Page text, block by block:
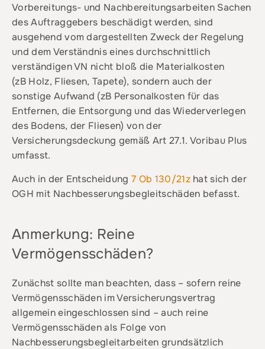
Vorbereitungs- und Nachbereitungsarbeiten Sachen
des Auftraggebers beschädigt werden, sind
ausgehend vom dargestellten Zweck der Regelung
und dem Verständnis eines durchschnittlich
verständigen VN nicht bloß die Materialkosten
(zB Holz, Fliesen, Tapete), sondern auch der
sonstige Aufwand (zB Personalkosten für das
Entfernen, die Entsorgung und das Wiederverlegen
des Bodens, der Fliesen) von der
Versicherungsdeckung gemäß Art 27.1. Voribau Plus
umfasst.
Auch in der Entscheidung7 Ob 130/21zhat sich der
OGH mit Nachbesserungsbegleitschäden befasst.
Anmerkung: Reine
Vermögensschäden?
Zunächst sollte man beachten, dass – sofern reine
Vermögensschäden im Versicherungsvertrag
allgemein eingeschlossen sind – auch reine
Vermögensschäden als Folge von
Nachbesserungsbegleitarbeiten grundsätzlich